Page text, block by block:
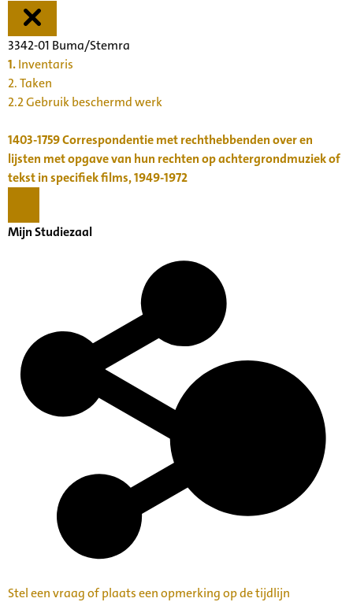
3342-01 Buma/Stemra
1.Inventaris
2. Taken
2.2 Gebruik beschermd werk
1403-1759Correspondentie met rechthebbenden over en
lijsten met opgave van hun rechten op achtergrondmuziek of
tekst in specifiek films, 1949-1972
Mijn Studiezaal
Stel een vraag of plaats een opmerking op de tijdlijn